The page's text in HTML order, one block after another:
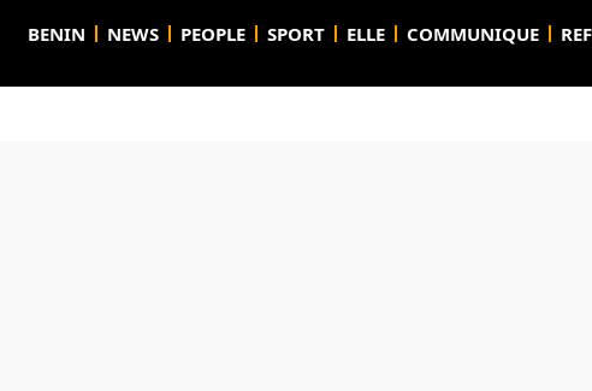
BENIN NEWS PEOPLE SPORT ELLE COMMUNIQUE